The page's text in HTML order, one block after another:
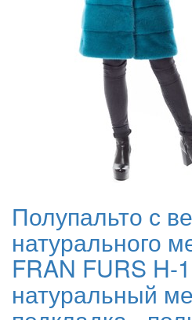
Полупальто с
натурального
FRAN FURS H-
натуральный